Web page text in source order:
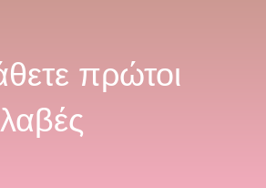
πρώτοι